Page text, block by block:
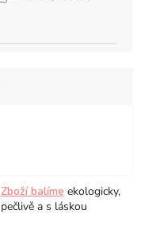
Zboží balíme ekologicky,
pečlivě a s láskou